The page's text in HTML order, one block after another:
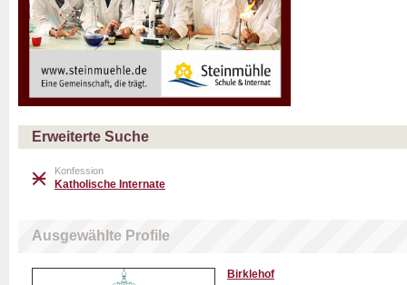
Erweiterte Suche
Konfession
Katholische Internate
Ausgewählte Profile
Birklehof